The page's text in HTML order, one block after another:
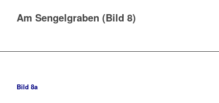
Am Sengelgraben (Bild 8)
Bild 8a